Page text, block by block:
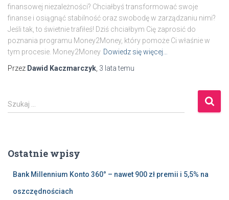
finansowej niezależności? Chciałbyś transformować swoje
finanse i osiągnąć stabilność oraz swobodę w zarządzaniu nimi?
Jeśli tak, to świetnie trafiłeś! Dziś chciałbym Cię zaprosić do
poznania programu Money2Money, który pomoże Ci właśnie w
tym procesie. Money2Money Dowiedz się więcej…
Przez Dawid Kaczmarczyk 3 latatemu
S
z
j
Szukaj …
Ostatnie wpisy
Bank Millennium Konto 360° – nawet 900 zł premii i 5,5% na
oszczędnościach